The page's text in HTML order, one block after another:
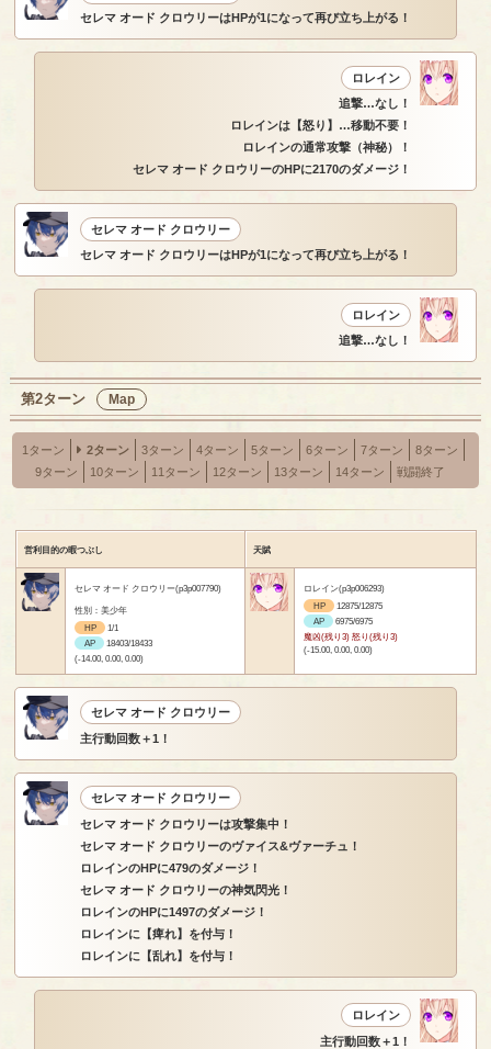
セレマ オード クロウリーはHPが1になって再び立ち上がる！
ロレイン
追撃…なし！
ロレインは【怒り】…移動不要！
ロレインの通常攻撃（神秘）！
セレマ オード クロウリーのHPに2170のダメージ！
セレマ オード クロウリー
セレマ オード クロウリーはHPが1になって再び立ち上がる！
ロレイン
追撃…なし！
第2ターン Map
1ターン 2ターン 3ターン 4ターン 5ターン 6ターン 7ターン
8ターン
9ターン
10ターン 11ターン 12ターン 13ターン 14ターン 戦闘終了
営利目的の暇つぶし 天賦
セレマ オード クロウリー(p3p007790)
性別：美少年
HP
1/1
AP
18403/18433
(-14.00, 0.00, 0.00)
ロレイン(p3p006293)
HP
12875/12875
AP
6975/6975
魔凶(残り3) 怒り(残り3)
(-15.00, 0.00, 0.00)
セレマ オード クロウリー
主行動回数＋1！
セレマ オード クロウリー
セレマ オード クロウリーは攻撃集中！
セレマ オード クロウリーのヴァイス&ヴァーチュ！
ロレインのHPに479のダメージ！
セレマ オード クロウリーの神気閃光！
ロレインのHPに1497のダメージ！
ロレインに【痺れ】を付与！
ロレインに【乱れ】を付与！
ロレイン
主行動回数＋1！